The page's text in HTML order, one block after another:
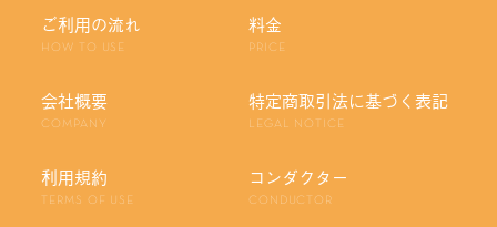
コンダクター
CONDUCTOR
会社概要
COMPANY
利用規約
TERMS OF USE
料金
PRICE
特定商取引法に基づく表記
LEGAL NOTICE
ご利用の流れ
HOW TO USE